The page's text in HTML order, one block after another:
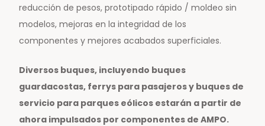
reducción de pesos, prototipado rápido / moldeo sin
modelos, mejoras en la integridad de los
componentes y mejores acabados superficiales.
Diversos buques, incluyendo buques
guardacostas, ferrys para pasajeros y buques de
servicio para parques eólicos estarán a partir de
ahora impulsados por componentes de AMPO.